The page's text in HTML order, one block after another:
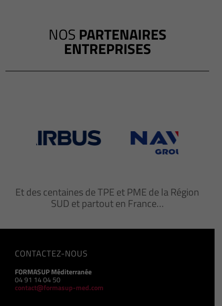
NOS PARTENAIRES
ENTREPRISES
Et des centaines de TPE et PME de la Région
SUD et partout en France…
CONTACTEZ-NOUS
FORMASUP Méditerranée
04 91 14 04 50
contact@formasup-med.com